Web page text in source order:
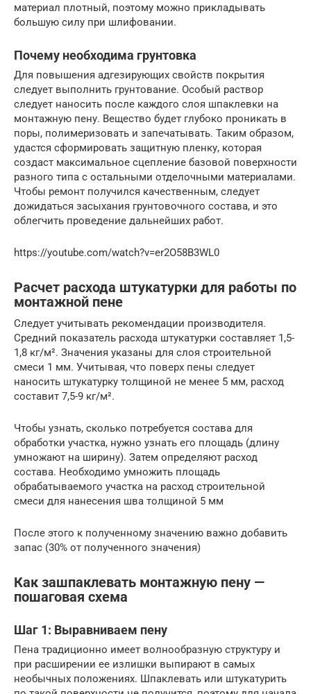
материал плотный, поэтому можно прикладывать
большую силу при шлифовании.
Почему необходима грунтовка
Для повышения адгезирующих свойств покрытия
следует выполнить грунтование. Особый раствор
следует наносить после каждого слоя шпаклевки на
монтажную пену. Вещество будет глубоко проникать в
поры, полимеризовать и запечатывать. Таким образом,
удастся сформировать защитную пленку, которая
создаст максимальное сцепление базовой поверхности
разного типа с остальными отделочными материалами.
Чтобы ремонт получился качественным, следует
дожидаться засыхания грунтовочного состава, и это
облегчить проведение дальнейших работ.
https://youtube.com/watch?v=er2O58B3WL0
Расчет расхода штукатурки для работы по
монтажной пене
Следует учитывать рекомендации производителя.
Средний показатель расхода штукатурки составляет 1,5-
1,8 кг/м². Значения указаны для слоя строительной
смеси 1 мм. Учитывая, что поверх пены следует
наносить штукатурку толщиной не менее 5 мм, расход
составит 7,5-9 кг/м².
Чтобы узнать, сколько потребуется состава для
обработки участка, нужно узнать его площадь (длину
умножают на ширину). Затем определяют расход
состава. Необходимо умножить площадь
обрабатываемого участка на расход строительной
смеси для нанесения шва толщиной 5 мм
После этого к полученному значению важно добавить
запас (30% от полученного значения)
Как зашпаклевать монтажную пену —
пошаговая схема
Шаг 1: Выравниваем пену
Пена традиционно имеет волнообразную структуру и
при расширении ее излишки выпирают в самых
необычных положениях. Шпаклевать или штукатурить